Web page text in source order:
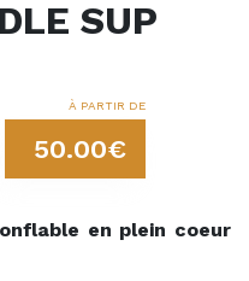
SUP
À PARTIR DE
50.00€
en plein coeur